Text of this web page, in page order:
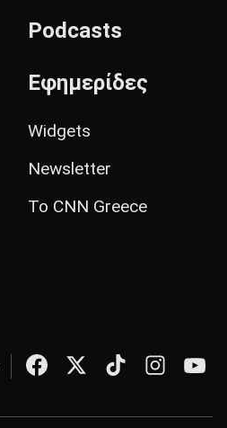
Podcasts
Εφημερίδες
Widgets
Newsletter
Το CNN Greece